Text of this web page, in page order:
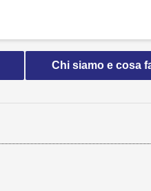
Chi siamo e cosa